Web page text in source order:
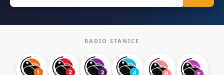
RADIO STANICE